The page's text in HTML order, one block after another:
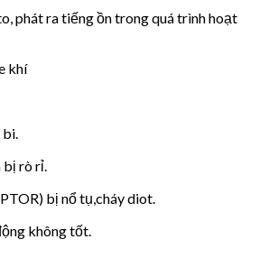
phát ra tiếng ồn trong quá trình hoạt
khí
rò rỉ.
bị nổ tụ,cháy diot.
không tốt.